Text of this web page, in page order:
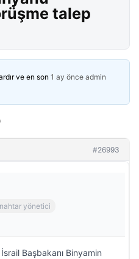
talep
ve en son 1 ay önce admin
#26993
yönetici
Başbakanı Binyamin